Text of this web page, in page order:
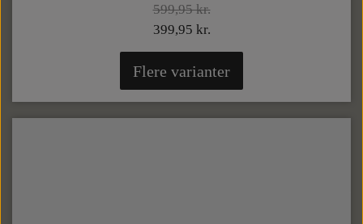
599,95 kr.
399,95 kr.
Flere varianter